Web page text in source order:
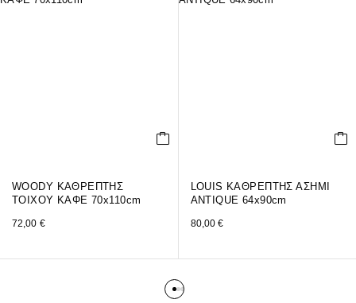
WOODY ΚΑΘΡΕΠΤΗΣ
ΤΟΙΧΟΥ ΚΑΦΕ 70x110cm
72,00 €
LOUIS ΚΑΘΡΕΠΤΗΣ ΑΣΗΜΙ
ANTIQUE 64x90cm
80,00€